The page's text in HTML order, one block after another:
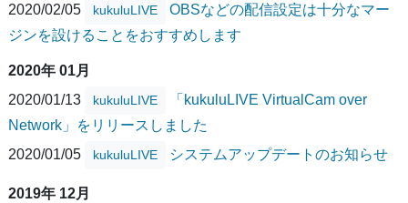
2020/02/05
kukuluLIVE
OBSなどの配信設定は十分なマー
ジンを設けることをおすすめします
2020年 01月
2020/01/13
kukuluLIVE
「kukuluLIVE VirtualCam over
Network」をリリースしました
2020/01/05
kukuluLIVE システムアップデートのお知らせ
2019年 12月